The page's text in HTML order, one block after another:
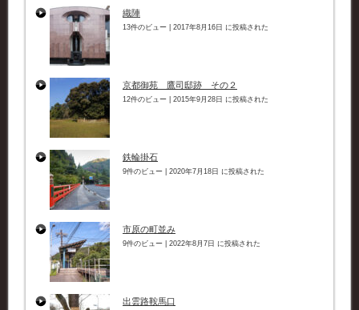
織陣
13件のビュー 2017年8月16日 に投稿された
京都御苑 鷹司邸跡 その２
12件のビュー 2015年9月28日 に投稿された
鉄輪掛石
9件のビュー 2020年7月18日 に投稿された
市原の町並み
9件のビュー 2022年8月7日 に投稿された
出雲路鞍馬口